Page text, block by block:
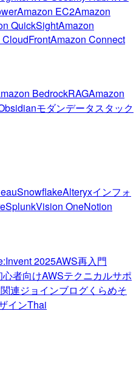
Amazon EC2Amazon
QuickSightAmazon
Amazon Connect
BedrockRAGAmazon
モダンデータスタック
SnowflakeAlteryxインフォ
SplunkVision OneNotion
2025AWS再入門
心者向けAWSテクニカルサポ
連ジョインブログくらめそ
インThai